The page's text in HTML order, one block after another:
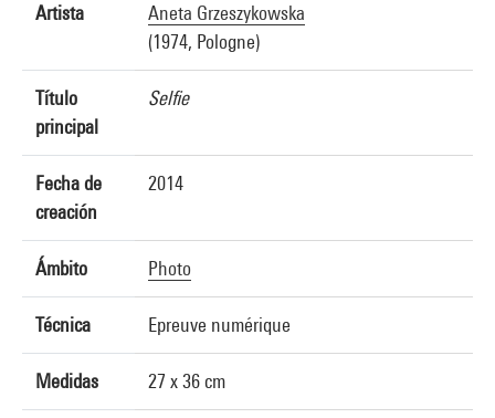
Artista
Aneta Grzeszykowska
(1974, Pologne)
Título
principal
Selfie
Fecha de
creación
2014
Ámbito Photo
Técnica Epreuve numérique
Medidas 27 x 36 cm